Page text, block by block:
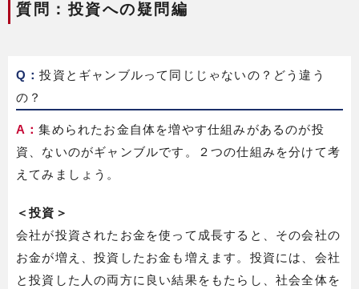
質問：投資への疑問編
Q：投資とギャンブルって同じじゃないの？どう違う
の？
A：集められたお金自体を増やす仕組みがあるのが投
資、ないのがギャンブルです。２つの仕組みを分けて考
えてみましょう。
＜投資＞
会社が投資されたお金を使って成長すると、その会社の
お金が増え、投資したお金も増えます。投資には、会社
と投資した人の両方に良い結果をもたらし、社会全体を